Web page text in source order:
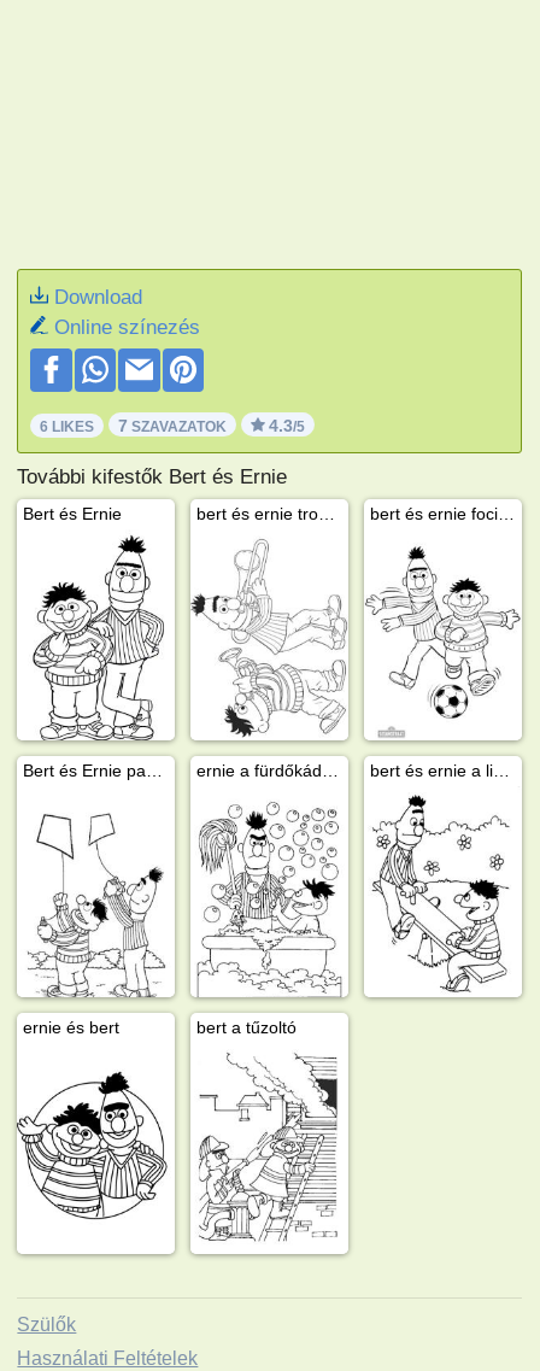
Download
Online színezés
6 LIKES 7 SZAVAZATOK 4.3/5
További kifestők Bert és Ernie
Bert és Ernie
ernie és bert bert a tűzoltó
Szülők
Használati Feltételek